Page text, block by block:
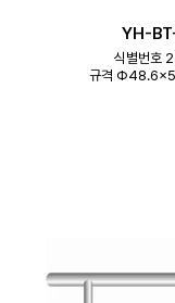
YH-
규격